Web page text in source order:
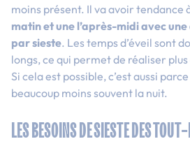
moins présent. Il va avoir tendance
matin et une l’après-midi avec une
par sieste. Les temps d’éveil sont
longs, ce qui permet de réaliser
Si cela est possible, c’est aussi
beaucoup moins souvent la nuit.
LES BESOINS DE SIESTE DES